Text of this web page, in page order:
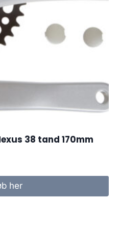
38 tand 170mm
her